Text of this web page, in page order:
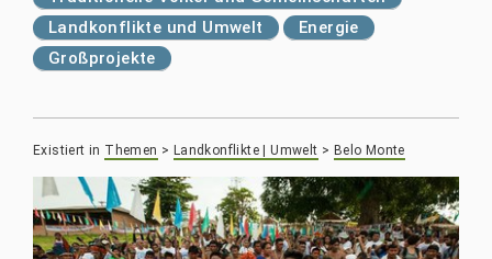
Landkonflikte und Umwelt
Energie
Großprojekte
Existiert in Themen > Landkonflikte | Umwelt > Belo Monte